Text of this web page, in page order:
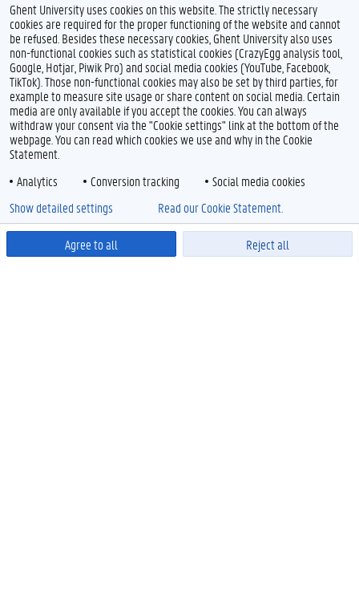
Ghent University uses cookies on this website. The strictly necessary
cookies are required for the proper functioning of the website and cannot
be refused. Besides these necessary cookies, Ghent University also uses
non-functional cookies such as statistical cookies (CrazyEgg analysis tool,
Google, Hotjar, Piwik Pro) and social media cookies (YouTube, Facebook,
TikTok). Those non-functional cookies may also be set by third parties, for
example to measure site usage or share content on social media. Certain
media are only available if you accept the cookies. You can always
withdraw your consent via the "Cookie settings" link at the bottom of the
webpage. You can read which cookies we use and why in the Cookie
Statement.
Analytics
Conversion tracking Social media cookies
Agree to all Reject all
Show detailed settings Read our Cookie Statement.